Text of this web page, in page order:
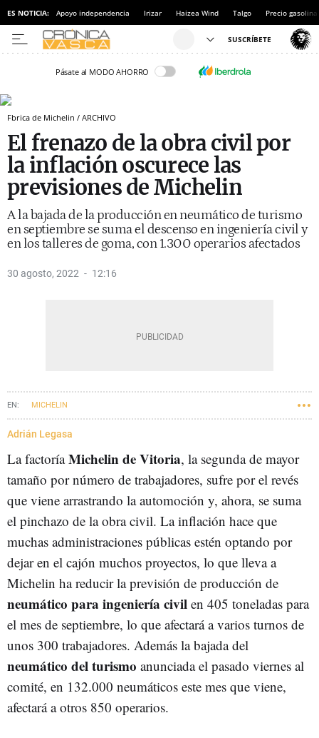
ES NOTICIA: Apoyo independencia Irizar Haizea Wind Talgo Precio gasolina
Pásate al MODO AHORRO
Fbrica de Michelin / ARCHIVO
El frenazo de la obra civil por
la inflación oscurece las
previsiones de Michelin
A la bajada de la producción en neumático de turismo
en septiembre se suma el descenso en ingeniería civil y
en los talleres de goma, con 1.300 operarios afectados
30 agosto, 2022 12:16
MICHELIN
Adrián Legasa
La factoríaMichelin de Vitoria, la segunda de mayor
tamaño por número de trabajadores, sufre por el revés
que viene arrastrando la automoción y, ahora, se suma
el pinchazo de la obra civil. La inflación hace que
muchas administraciones públicas estén optando por
dejar en el cajón muchos proyectos, lo que lleva a
Michelin ha reducir la previsión de producción de
neumático para ingeniería civil en 405 toneladas para
el mes de septiembre, lo que afectará a varios turnos de
unos 300 trabajadores. Además la bajada del
neumático del turismo anunciada el pasado viernes al
comité, en 132.000 neumáticos este mes que viene,
afectará a otros 850 operarios.